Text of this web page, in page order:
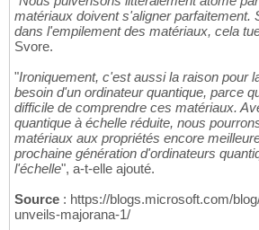
matériaux doivent s'aligner parfaitement.
dans l'empilement des matériaux, cela
Svore.
"Ironiquement, c'est aussi la raison pour
besoin d'un ordinateur quantique, parce
difficile de comprendre ces matériaux.
quantique à échelle réduite, nous
matériaux aux propriétés encore
prochaine génération d'ordinateurs
l'échelle", a-t-elle ajouté.
Source : https://blogs.microsoft.com/
unveils-majorana-1/